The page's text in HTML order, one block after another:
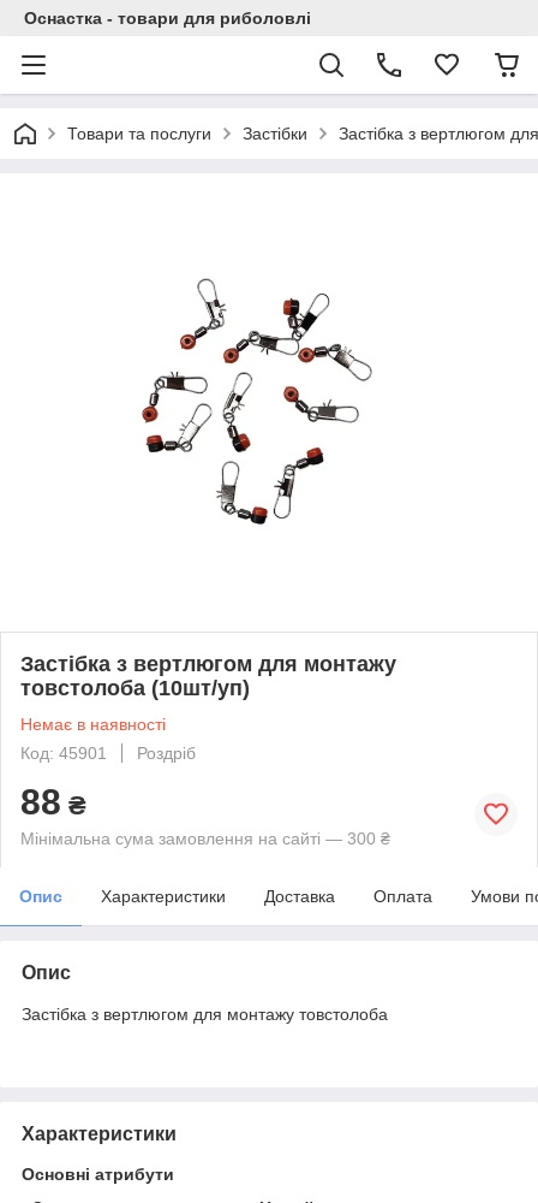
Оснастка - товари для риболовлі
Товари та послуги Застібки Застібка з вертлюгом
Застібка з вертлюгом для монтажу
товстолоба (10шт/уп)
Немає в наявності
Код: 45901
Роздріб
88 ₴
Мінімальна сума замовлення на сайті — 300 ₴
Опис Характеристики Доставка Оплата Умови
Опис
Застібка з вертлюгом для монтажу товстолоба
Характеристики
Основні атрибути